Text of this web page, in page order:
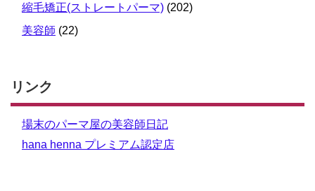
縮毛矯正(ストレートパーマ) (202)
美容師 (22)
リンク
場末のパーマ屋の美容師日記
hana henna プレミアム認定店